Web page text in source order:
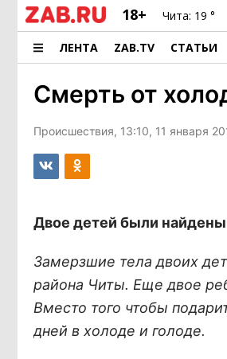
18+ Чита: 19 °
ЛЕНТА ZAB.TV СТАТЬИ
Смерть от
Происшествия, 13:10, 11 января
Двое детей были
Замерзшие тела двоих
района Читы. Еще двое
Вместо того чтобы
дней в холоде и голоде.